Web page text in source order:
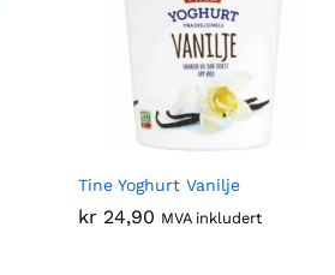
Tine Yoghurt Vanilje
kr 24,90 MVA inkludert